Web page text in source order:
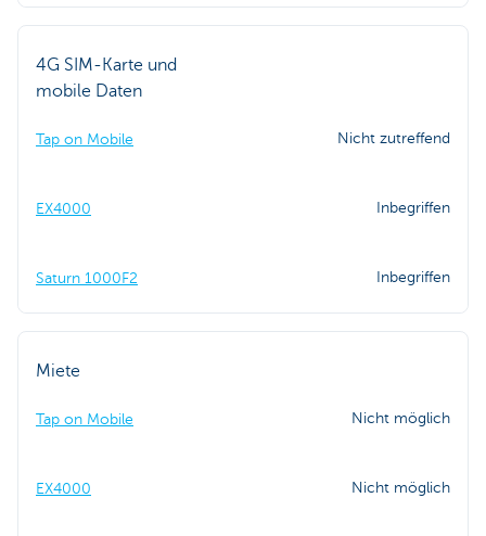
4G SIM-Karte und
mobile Daten
Tap on Mobile Nicht zutreffend
EX4000 Inbegriffen
Saturn 1000F2 Inbegriffen
Miete
Tap on Mobile Nicht möglich
EX4000 Nicht möglich